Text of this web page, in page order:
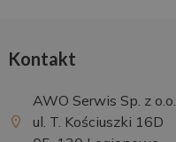
Kontakt
AWO Serwis Sp. z o.o.
ul. T. Kościuszki 16D